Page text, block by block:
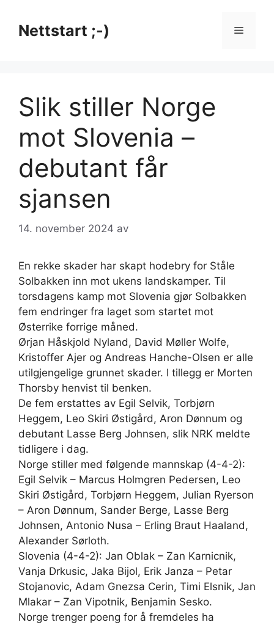
innholdNettstart ;-) Meny
Slik stiller Norge
mot Slovenia –
debutant får
sjansen
14. november 2024 av
En rekke skader har skapt hodebry for Ståle
Solbakken inn mot ukens landskamper. Til
torsdagens kamp mot Slovenia gjør Solbakken
fem endringer fra laget som startet mot
Østerrike forrige måned.
Ørjan Håskjold Nyland, David Møller Wolfe,
Kristoffer Ajer og Andreas Hanche-Olsen er alle
utilgjengelige grunnet skader. I tillegg er Morten
Thorsby henvist til benken.
De fem erstattes av Egil Selvik, Torbjørn
Heggem, Leo Skiri Østigård, Aron Dønnum og
debutant Lasse Berg Johnsen, slik NRK meldte
tidligere i dag.
Norge stiller med følgende mannskap (4-4-2):
Egil Selvik – Marcus Holmgren Pedersen, Leo
Skiri Østigård, Torbjørn Heggem, Julian Ryerson
– Aron Dønnum, Sander Berge, Lasse Berg
Johnsen, Antonio Nusa – Erling Braut Haaland,
Alexander Sørloth.
Slovenia (4-4-2): Jan Oblak – Zan Karnicnik,
Vanja Drkusic, Jaka Bijol, Erik Janza – Petar
Stojanovic, Adam Gnezsa Cerin, Timi Elsnik, Jan
Mlakar – Zan Vipotnik, Benjamin Sesko.
Norge trenger poeng for å fremdeles ha